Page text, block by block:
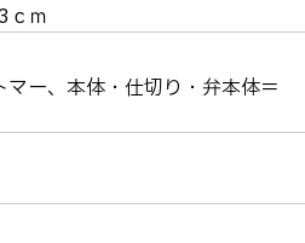
ｍ
ー、本体・仕切り・弁本体＝